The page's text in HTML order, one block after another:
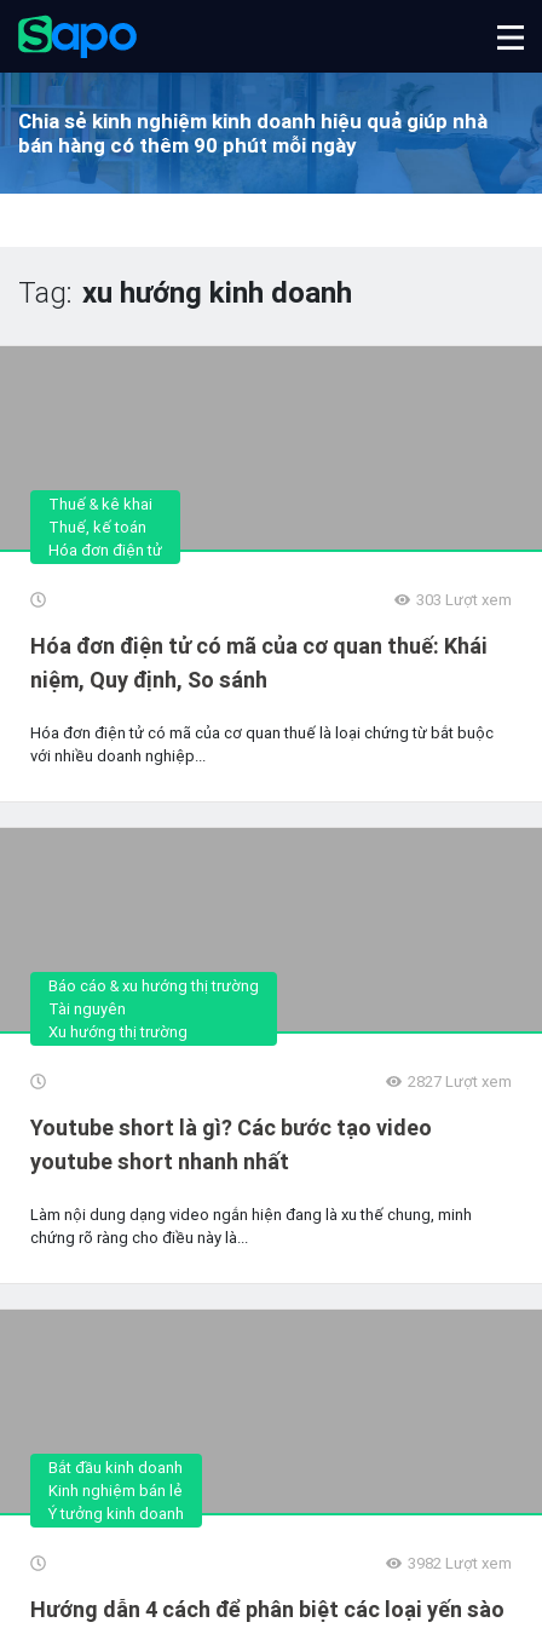
Chia sẻ kinh nghiệm kinh doanh hiệu quảgiúp nhà
bán hàng có thêm 90 phút mỗi ngày
Tag: xu hướng kinh doanh
Thuế & kê khai
Thuế, kế toán
Hóa đơn điện tử
303 Lượt xem
Hóa đơn điện tử có mã của cơ quan thuế: Khái
niệm, Quy định, So sánh
Hóa đơn điện tử có mã của cơ quan thuế là loại chứng từ bắt buộc
với nhiều doanh nghiệp...
Báo cáo & xu hướng thị trường
Tài nguyên
Xu hướng thị trường
2827 Lượt xem
Youtube short là gì? Các bước tạo video
youtube short nhanh nhất
Làm nội dung dạng video ngắn hiện đang là xu thế chung, minh
chứng rõ ràng cho điều này là...
Bắt đầu kinh doanh
Kinh nghiệm bán lẻ
Ý tưởng kinh doanh
3982 Lượt xem
Hướng dẫn 4 cách để phân biệt các loại yến sào